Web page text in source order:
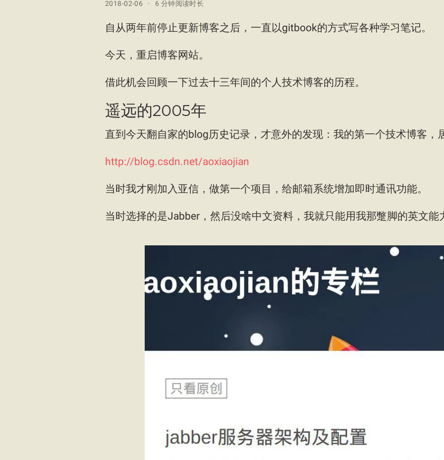
2018-02-06 6 分钟阅读时长
自从两年前停止更新博客之后，一直以gitbook的方式写各种学习笔记。
今天，重启博客网站。
借此机会回顾一下过去十三年间的个人技术博客的历程。
遥远的2005年
直到今天翻自家的blog历史记录，才意外的发现：我的第一个技术博客，
http://blog.csdn.net/aoxiaojian
当时我才刚加入亚信，做第一个项目，给邮箱系统增加即时通讯功能。
当时选择的是Jabber，然后没啥中文资料，我就只能用我那蹩脚的英文能